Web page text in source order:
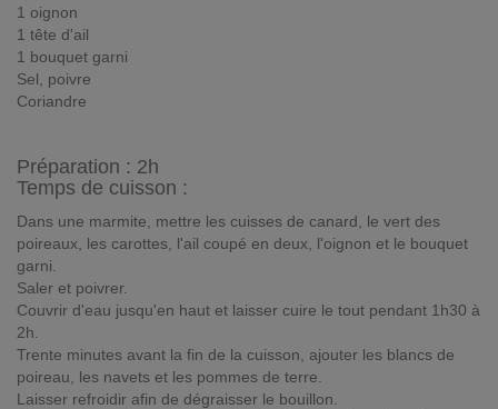
1 oignon
1 tête d'ail
1 bouquet garni
Sel, poivre
Coriandre
Préparation : 2h
Temps de cuisson :
Dans une marmite, mettre les cuisses de canard, le vert des
poireaux, les carottes, l'ail coupé en deux, l'oignon et le bouquet
garni.
Saler et poivrer.
Couvrir d'eau jusqu'en haut et laisser cuire le tout pendant 1h30 à
2h.
Trente minutes avant la fin de la cuisson, ajouter les blancs de
poireau, les navets et les pommes de terre.
Laisser refroidir afin de dégraisser le bouillon.